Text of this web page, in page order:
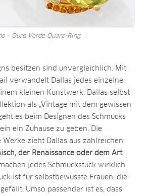
– Ouro Verde Quarz-Ring
besitzen sind unvergleichlich. Mit
verwandelt Dallas jedes einzelne
kleinen Kunstwerk. Dallas selbst
als „Vintage mit dem gewissen
es beim Designen des Schmucks
ein Zuhause zu geben. Die
zieht Dallas aus zahlreichen
der Renaissance oder dem Art
jedes Schmuckstück wirklich
ist für selbstbewusste Frauen, die
Umso passender ist es, dass